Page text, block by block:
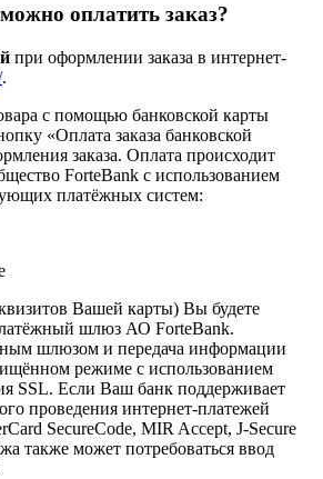
оплатить заказ?
при оформлении заказа в интернет-
.
с помощью банковской карты
«Оплата заказа банковской
заказа. Оплата происходит
ForteBank с использованием
платёжных систем:
Вашей карты) Вы будете
шлюз АО ForteBank.
шлюзом и передача информации
режиме с использованием
SSL. Если Ваш банк поддерживает
проведения интернет-платежей
SecureCode, MIR Accept, J-Secure
также может потребоваться ввод